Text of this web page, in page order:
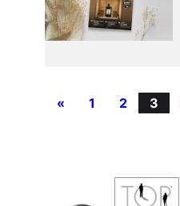
« 1 2 3